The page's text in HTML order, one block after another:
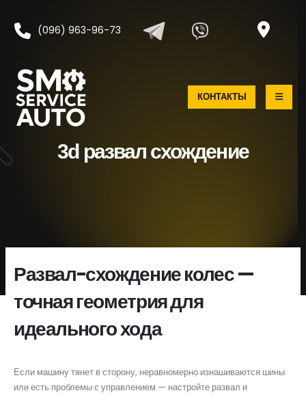
(096) 963-96-73
КОНТАКТЫ
3d развал схождение
Развал-схождение колес —
точная геометрия для
идеального хода
Если машину тянет в сторону, неравномерно изнашиваются шины
или есть проблемы с управлением — настройте развал и